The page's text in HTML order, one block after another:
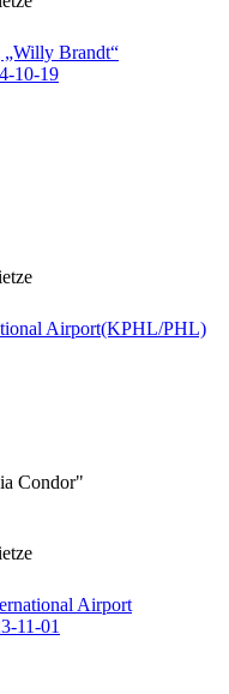
Brandt“
10-19
Airport(KPHL/PHL)
Condor"
Airport
11-01